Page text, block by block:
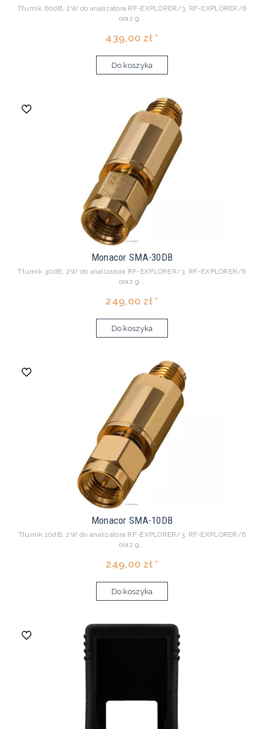
Tłumik 60dB, 2W do analizatora RF-EXPLORER/3, RF-EXPLORER/6
oraz g...
439,00 zł *
Do koszyka
Monacor SMA-30DB
Tłumik 30dB, 2W do analizatora RF-EXPLORER/3, RF-EXPLORER/6
oraz g...
249,00 zł *
Do koszyka
Monacor SMA-10DB
Tłumik 10dB, 2W do analizatora RF-EXPLORER/3, RF-EXPLORER/6
oraz g...
249,00 zł *
Do koszyka